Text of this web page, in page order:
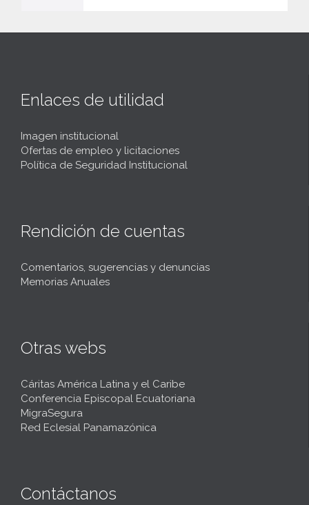
Enlaces de utilidad
Imagen institucional
Ofertas de empleo y licitaciones
Política de Seguridad Institucional
Rendición de cuentas
Comentarios, sugerencias y denuncias
Memorias Anuales
Otras webs
Cáritas América Latina y el Caribe
Conferencia Episcopal Ecuatoriana
MigraSegura
Red Eclesial Panamazónica
Contáctanos